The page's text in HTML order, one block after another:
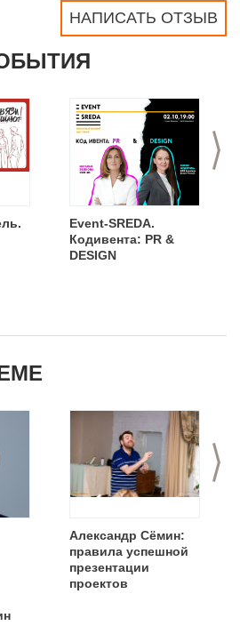
НАПИСАТЬ ОТЗЫВ
>
Event-SREDA.
Кодивента: PR &
DESIGN
>
Александр Сёмин:
правила успешной
презентации
проектов